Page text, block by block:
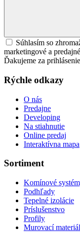
Súhlasím so
marketingové a
Ďakujeme za
Rýchle odkazy
O nás
Predajne
Developing
Na stiahnutie
Online predaj
Interaktívna mapa
Sortiment
Komínové
Podhľady
Tepelné izolácie
Príslušenstvo
Profily
Murovací materiál